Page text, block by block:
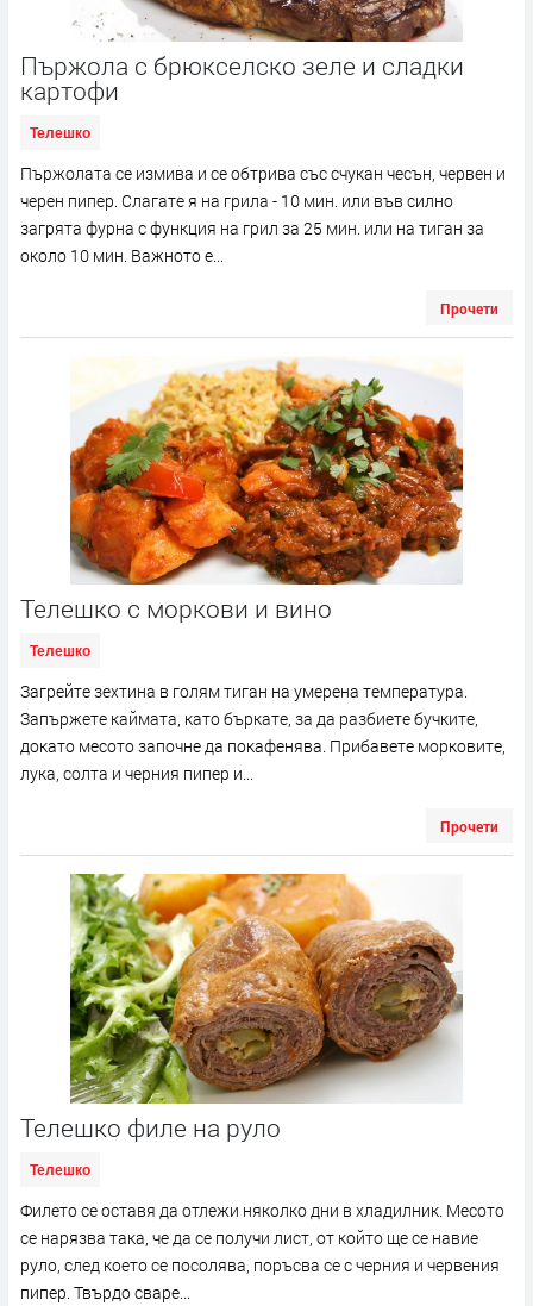
Пържола с брюкселско зеле и сладки
картофи
Телешко
Пържолата се измива и се обтрива със счукан чесън, червен и
черен пипер. Слагате я на грила - 10 мин. или във силно
загрята фурна с функция на грил за 25 мин. или на тиган за
около 10 мин. Важното е...
Прочети
Телешко с моркови и вино
Телешко
Загрейте зехтина в голям тиган на умерена температура.
Запържете каймата, като бъркате, за да разбиете бучките,
докато месото започне да покафенява. Прибавете морковите,
лука, солта и черния пипер и...
Прочети
Телешко филе на руло
Телешко
Филето се оставя да отлежи няколко дни в хладилник. Месото
се нарязва така, че да се получи лист, от който ще се навие
руло, след което се посолява, поръсва се с черния и червения
пипер. Твърдо сваре...